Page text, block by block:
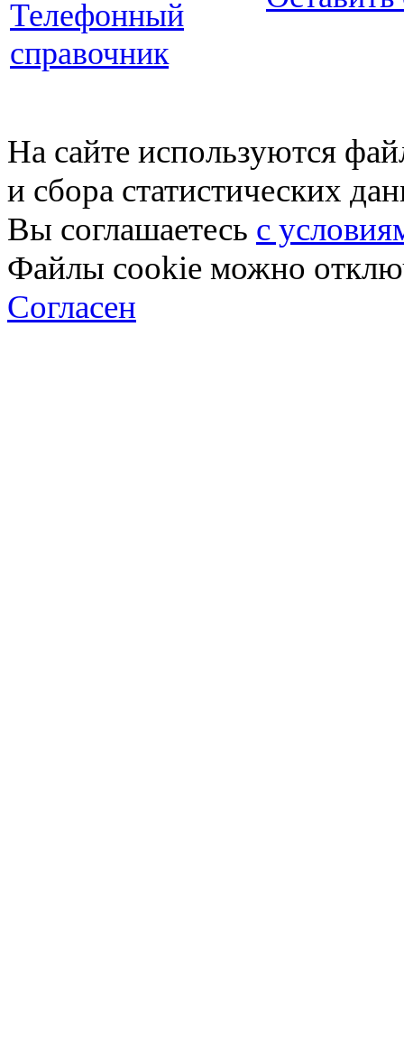
Телефонный
справочник
На сайте используются
и сбора статистических
Вы соглашаетесь с
Файлы cookie можно
Согласен